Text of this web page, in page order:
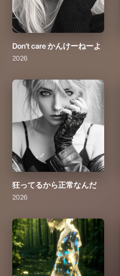
Don’t care かんけーねーよ
2026
狂ってるから正常なんだ
2026